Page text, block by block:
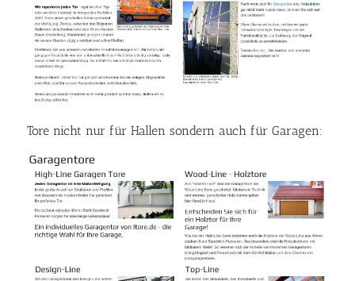
Tore nicht nur für Hallen sondern auch für Garagen: